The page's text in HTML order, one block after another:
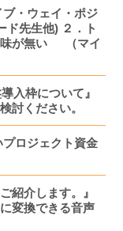
ブ・ウェイ・ポジ
先生他) ２．ト
味が無い （マイ
入枠について』
討ください。
ロジェクト資金
紹介します。』
変換できる音声